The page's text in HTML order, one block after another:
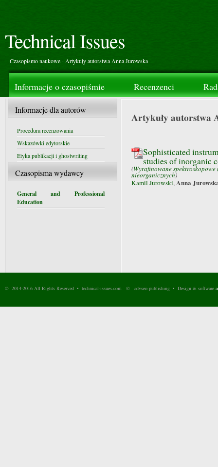
Technical Issues
Czasopismo naukowe - Artykuły autorstwa Anna Jurowska
Informacje o czasopiśmie Recenzenci
Informacje dla autorów
Procedura recenzowania
Wskazówki edytorskie
Etyka publikacji i ghostwriting
Czasopisma wydawcy
General and Professional
Education
Artykuły autorstwa
Sophisticated
studies of inorganic
(Wyrafinowane
nieorganicznych)
Kamil Jurowski,Anna
© 2014-2016 All Rights Reserved • technical-issues.com © advseo publishing • Design & software